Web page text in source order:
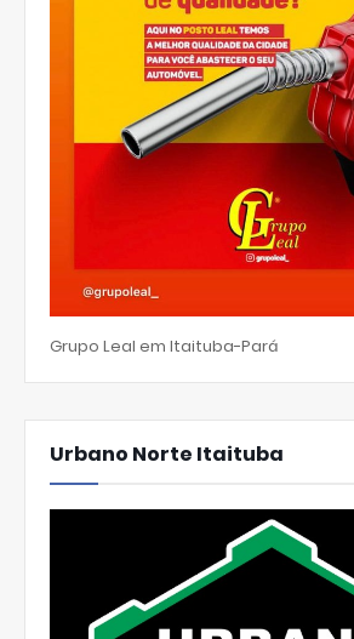
Grupo Leal em Itaituba-Pará
Urbano Norte Itaituba